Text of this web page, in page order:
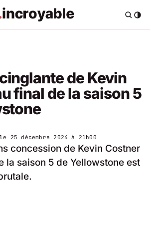
de Kevin
final de la saison 5
25 décembre 2024 à 21h00
concession de Kevin Costner
la saison 5 de Yellowstone est